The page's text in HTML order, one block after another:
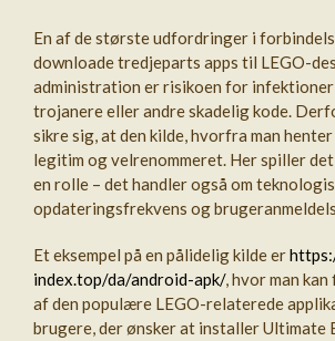
En af de største udfordringer i
downloade tredjeparts apps til LEGO-
administration er risikoen for infektioner
trojanere eller andre skadelig kode.
sikre sig, at den kilde, hvorfra man
legitim og velrenommeret. Her spiller
en rolle – det handler også om
opdateringsfrekvens og
Et eksempel på en pålidelig kilde er
index.top/da/android-apk/, hvor man
af den populære LEGO-relaterede
brugere, der ønsker at installer Ultimate